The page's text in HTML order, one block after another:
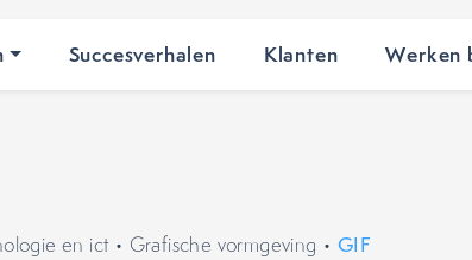
Succesverhalen Klanten Werken
en ict• Grafische vormgeving • GIF